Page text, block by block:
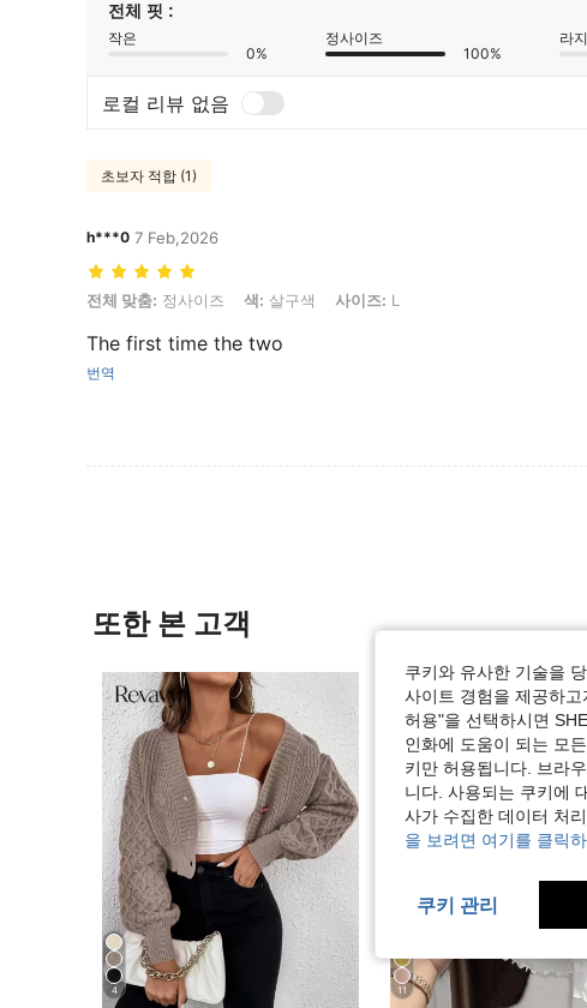
전체 핏 :
작은
0%
정사이즈
100%
라지
로컬 리뷰 없음
초보자 적합 (1)
h***0 7 Feb,2026
전체 맞춤: 정사이즈, 색: 살구색, 사이즈: L
전체 맞춤: 정사이즈 색: 살구색 사이즈: L
The first time the two
번역
또한 본 고객
4 11
쿠키와 유사한 기술을
사이트 경험을 제공하
허용"을 선택하시면
인화에 도움이 되는 모
키만 허용됩니다. 브라
니다. 사용되는 쿠키에
사가 수집한 데이터 처
을 보려면 여기를 클릭하
쿠키 관리